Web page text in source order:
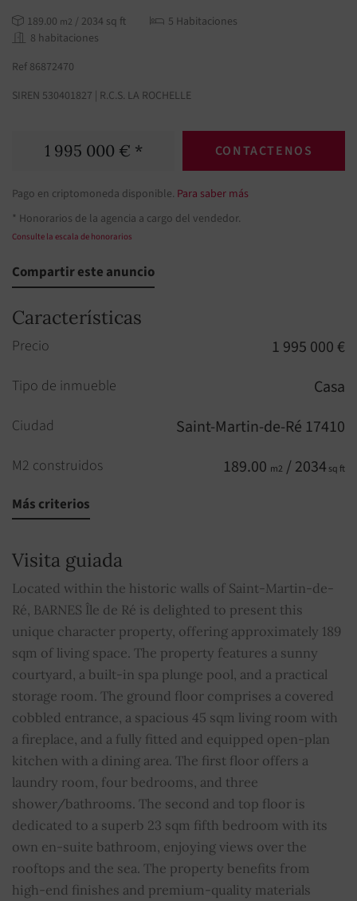
189.00 m2 / 2034 sq ft
5 Habitaciones
8 habitaciones
Ref 86872470
SIREN 530401827 | R.C.S. LA ROCHELLE
1 995 000 € * CONTACTENOS
Pago en criptomoneda disponible. Para saber más
* Honorarios de la agencia a cargo del vendedor.
Consulte la escala de honorarios
Compartir este anuncio
Características
Precio 1 995 000 €
Tipo de inmueble Casa
Ciudad Saint-Martin-de-Ré 17410
M2 construidos 189.00 m2 / 2034 sq ft
Habitaciones
Cuartos de baño
Aseo 2
Aseos
Hogar SÍ
Spa
Bien sujeto al régimen de copropiedad
Cuota media de los gastos comunes
Más criterios
Visita guiada
Located within the historic walls of Saint-Martin-de-
Ré, BARNES Île de Ré is delighted to present this
unique character property, offering approximately 189
sqm of living space. The property features a sunny
courtyard, a built-in spa plunge pool, and a practical
storage room. The ground floor comprises a covered
cobbled entrance, a spacious 45 sqm living room with
a fireplace, and a fully fitted and equipped open-plan
kitchen with a dining area. The first floor offers a
laundry room, four bedrooms, and three
shower/bathrooms. The second and top floor is
dedicated to a superb 23 sqm fifth bedroom with its
own en-suite bathroom, enjoying views over the
rooftops and the sea. The property benefits from
high-end finishes and premium-quality materials